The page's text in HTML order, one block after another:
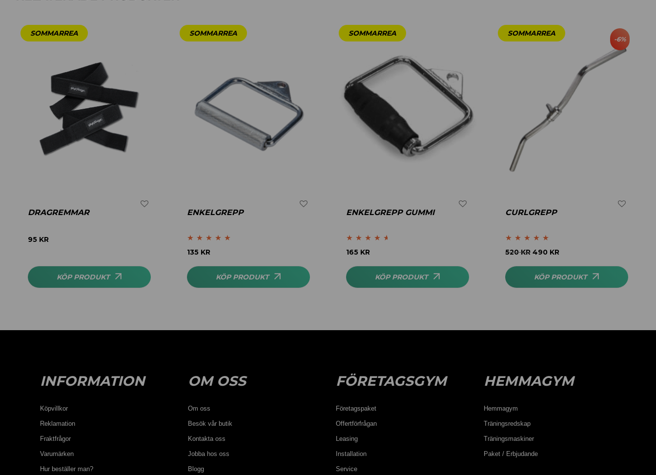
DRAGREMMAR
95 KR
KÖP PRODUKT
ENKELGREPP
Betygsatt
135 KR
KÖP PRODUKT
ENKELGREPP GUMMI
Betygsatt
165 KR
KÖP PRODUKT
-6%
CURLGREPP
Betygsatt4.80
520KR 490 KR
KÖP PRODUKT
INFORMATION
Köpvillkor
Reklamation
Fraktfrågor
Varumärken
Hur beställer man?
OM OSS
Om oss
Besök vår butik
Kontakta oss
Jobba hos oss
Blogg
FÖRETAGSGYM
Företagspaket
Offertförfrågan
Leasing
Installation
Service
HEMMAGYM
Hemmagym
Träningsredskap
Träningsmaskiner
Paket / Erbjudande